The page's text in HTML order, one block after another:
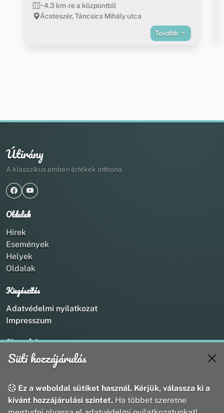
~4.3 km-re a központtól
Ácsteszér, Táncsics Mihály utca
Tovább
Útirány
A klasszikus emberi értékek otthona
Oldalak
Hírek
Események
Helyek
Oldalak
Kiegészítés
Adatvédelmi nyilatkozat
Impresszum
Kapcsolat
+36 20 211 1888
webmaster@utirany.hu
8419 Csesznek, Vasút u.18.
Süti hozzájárulás
Ez a weboldal sütiket használ. Kérjük, válassza ki a
kívánt hozzájárulási szintet. Ha többet szeretne